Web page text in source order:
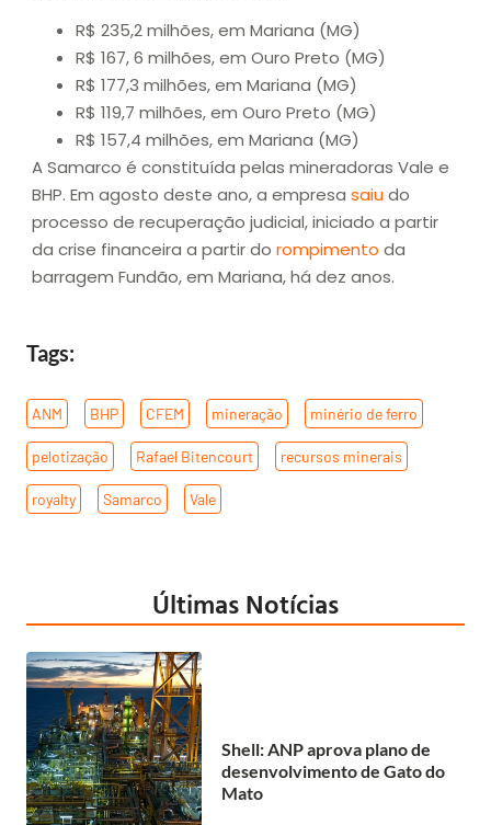
R$ 235,2 milhões, em Mariana (MG)
R$ 167, 6 milhões, em Ouro Preto (MG)
R$ 177,3 milhões, em Mariana (MG)
R$ 119,7 milhões, em Ouro Preto (MG)
R$ 157,4 milhões, em Mariana (MG)
A Samarco é constituída pelas mineradoras Vale e
BHP. Em agosto deste ano, a empresa saiudo
processo de recuperação judicial, iniciado a partir
da crise financeira a partir do rompimento da
barragem Fundão, em Mariana, há dez anos.
Tags:
ANM BHP CFEM mineração minério de ferro
pelotização Rafael Bitencourt recursos minerais
royalty Samarco Vale
Últimas Notícias
Shell: ANP aprova plano de
desenvolvimento de Gato do
Mato